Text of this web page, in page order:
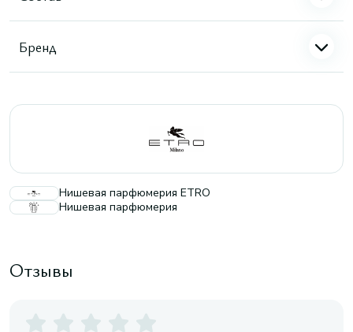
Бренд
Нишевая парфюмерия ETRO
Нишевая парфюмерия
Отзывы